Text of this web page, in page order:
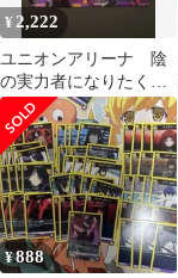
¥ 2,222
ユニオンアリーナ 陰
の実力者になりたく
て！ ・アウロラSR ・
イプシロンSR
¥888